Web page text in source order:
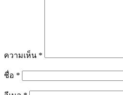
ความเห็น *
ชื่อ *